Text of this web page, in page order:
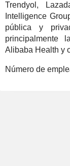
Trendyol,
Intelligence
pública y
principalmente
Alibaba Health y
Número de